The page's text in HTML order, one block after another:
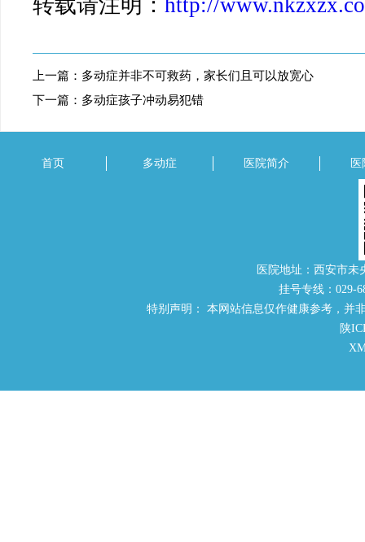
转载请注明： http://
上一篇： 多动症并非不可救药，家长们且可以放宽心
下一篇： 多动症孩子冲动易犯错
首页 多动症 医院简介
医院地址：西安市
挂号专线：029-
特别声明： 本网站信息仅作健康参考，并
陕